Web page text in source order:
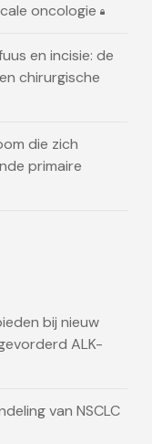
oncologie
en incisie: de
chirurgische
die zich
primaire
bij nieuw
ALK-
van NSCLC